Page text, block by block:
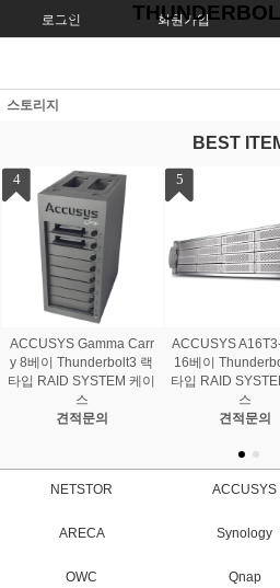
로그인 회원가입
스토리지
BEST
1
테라마스터 T12-500 PR
O 12베이 I7 10-CORE 고
성능 나스 NAS
3,999,000원
2
테라마스터 T9-
9베이 인텔 I7 10
스 NAS
3,256,000원
NETSTOR ACCUSYS
ARECA Synology
OWC Qnap